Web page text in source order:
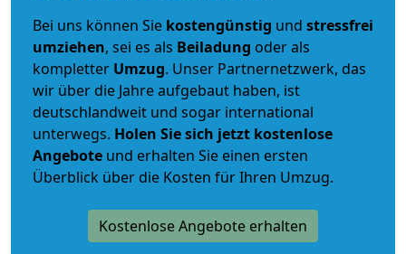
Bei uns können Sie kostengünstig und stressfrei
umziehen, sei es als Beiladung oder als
kompletter Umzug. Unser Partnernetzwerk, das
wir über die Jahre aufgebaut haben, ist
deutschlandweit und sogar international
unterwegs. Holen Sie sich jetzt kostenlose
Angebote und erhalten Sie einen ersten
Überblick über die Kosten für Ihren Umzug.
Kostenlose Angebote erhalten